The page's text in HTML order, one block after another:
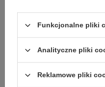
Wymiary:wysokość 9 cm,
Chiara Andreatti
bezpieczna do
Funkcjonalne pliki
Analityczne pliki
Reklamowe pliki